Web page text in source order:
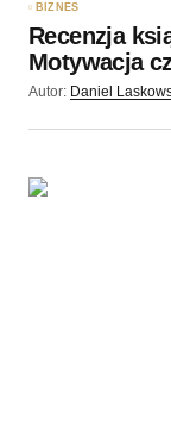
BIZNES
Recenzja
Motywacja
Autor: Daniel